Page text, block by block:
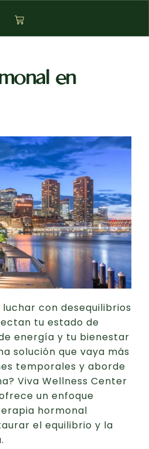
en
con desequilibrios
tu estado de
energía y tu bienestar
solución que vaya más
temporales y aborde
Viva Wellness Center
un enfoque
hormonal
el equilibrio y la